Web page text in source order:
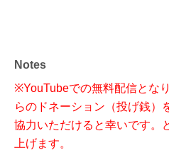
Notes
※YouTubeでの無料配信とな
らのドネーション（投げ銭）
協力いただけると幸いです。
上げます。